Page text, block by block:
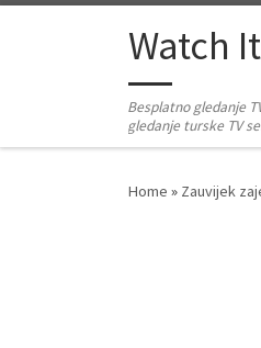
Skip to contentWatch It
Besplatno gledanje
gledanje turske TV
Home » Zauvijek